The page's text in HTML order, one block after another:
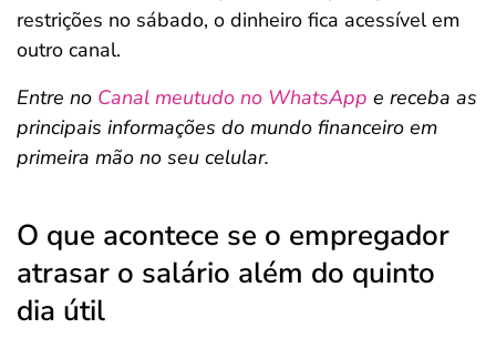
restrições no sábado, o dinheiro fica acessível em
outro canal.
Entre no Canal meutudo no WhatsApp e receba as
principais informações do mundo financeiro em
primeira mão no seu celular.
O que acontece se o empregador
atrasar o salário além do quinto
dia útil